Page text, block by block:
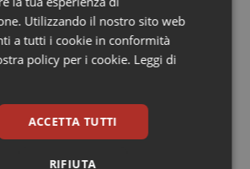
Polmone & Testa Collo
interessarti in
Utilizzando il nostro sito web
a tutti i cookie in conformità
policy per i cookie. Leggi di
ACCETTA TUTTI
RIFIUTA